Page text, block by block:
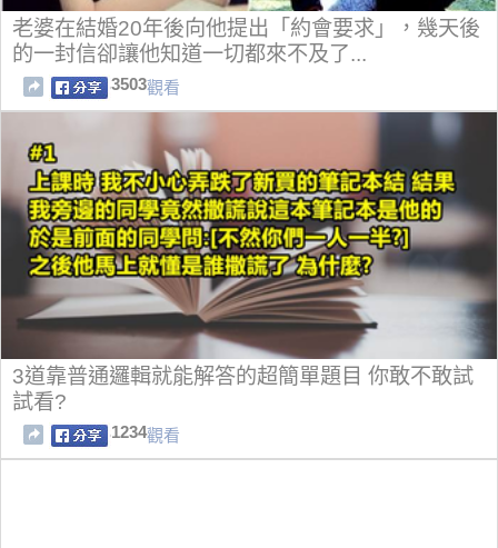
老婆在結婚20年後向他提出「約會要求」，幾天後
的一封信卻讓他知道一切都來不及了...
3503觀看
3道靠普通邏輯就能解答的超簡單題目 你敢不敢試
試看?
1234觀看